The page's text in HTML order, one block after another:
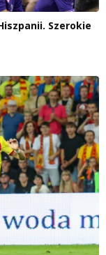
Szerokie